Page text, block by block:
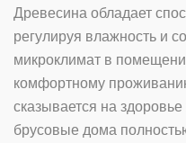
Древесина обладает
регулируя влажность и
микроклимат в
комфортному
сказывается на
брусовые дома